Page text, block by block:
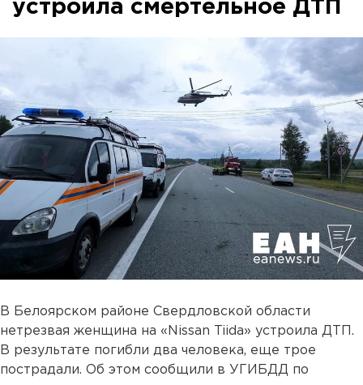
устроила смертельное ДТП
В Белоярском районе Свердловской области
нетрезвая женщина на «Nissan Tiida» устроила ДТП.
В результате погибли два человека, еще трое
пострадали. Об этом сообщили в УГИБДД по